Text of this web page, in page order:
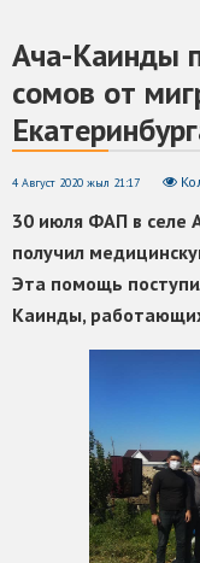
Ача-Каинды
сомов от
4 Август 2020 жыл 21:17
30 июля ФАП в селе
получил
Эта помощь
Каинды,